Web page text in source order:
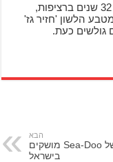
בן 48, רוכב על אופנועים 32 שנים ברציפות,
הלשון 'חזיר גז'
גולשים כעת.
הבא
דגמי 2023 של Sea-Doo מושקים
בישראל